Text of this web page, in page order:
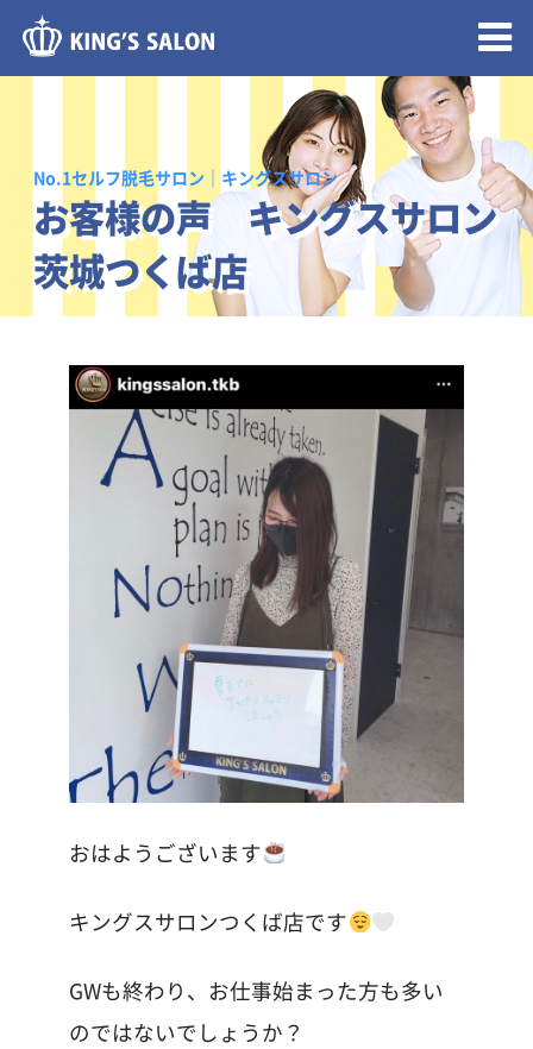
No.1セルフ脱毛サロン｜キングスサロン
お客様の声 キングスサロン
茨城つくば店
おはようございます
キングスサロンつくば店です
GWも終わり、お仕事始まった方も多い
のではないでしょうか？